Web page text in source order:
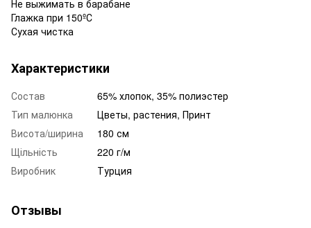
Не выжимать в барабане
Глажка при 150ºС
Сухая чистка
Характеристики
Состав
65% хлопок, 35% полиэстер
Тип малюнка
Цветы, растения, Принт
Висота/ширина
180 см
Щільність
220 г/м
Виробник
Турция
Отзывы